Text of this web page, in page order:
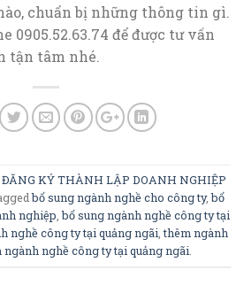
chuẩn bị những thông tin gì.
0905.52.63.74 để được tư vấn
tận tâm nhé.
ĐĂNG KÝ THÀNH LẬP DOANH NGHIỆP
bổ sung ngành nghề cho công ty,bổ
nghiệp,bổ sung ngành nghề công ty tại
nghề công ty tại quảng ngãi,thêm ngành
ngành nghề công ty tại quảng ngãi.